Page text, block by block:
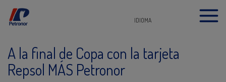
IDIOMA
A la final de Copa con la tarjeta
Repsol MÁS Petronor